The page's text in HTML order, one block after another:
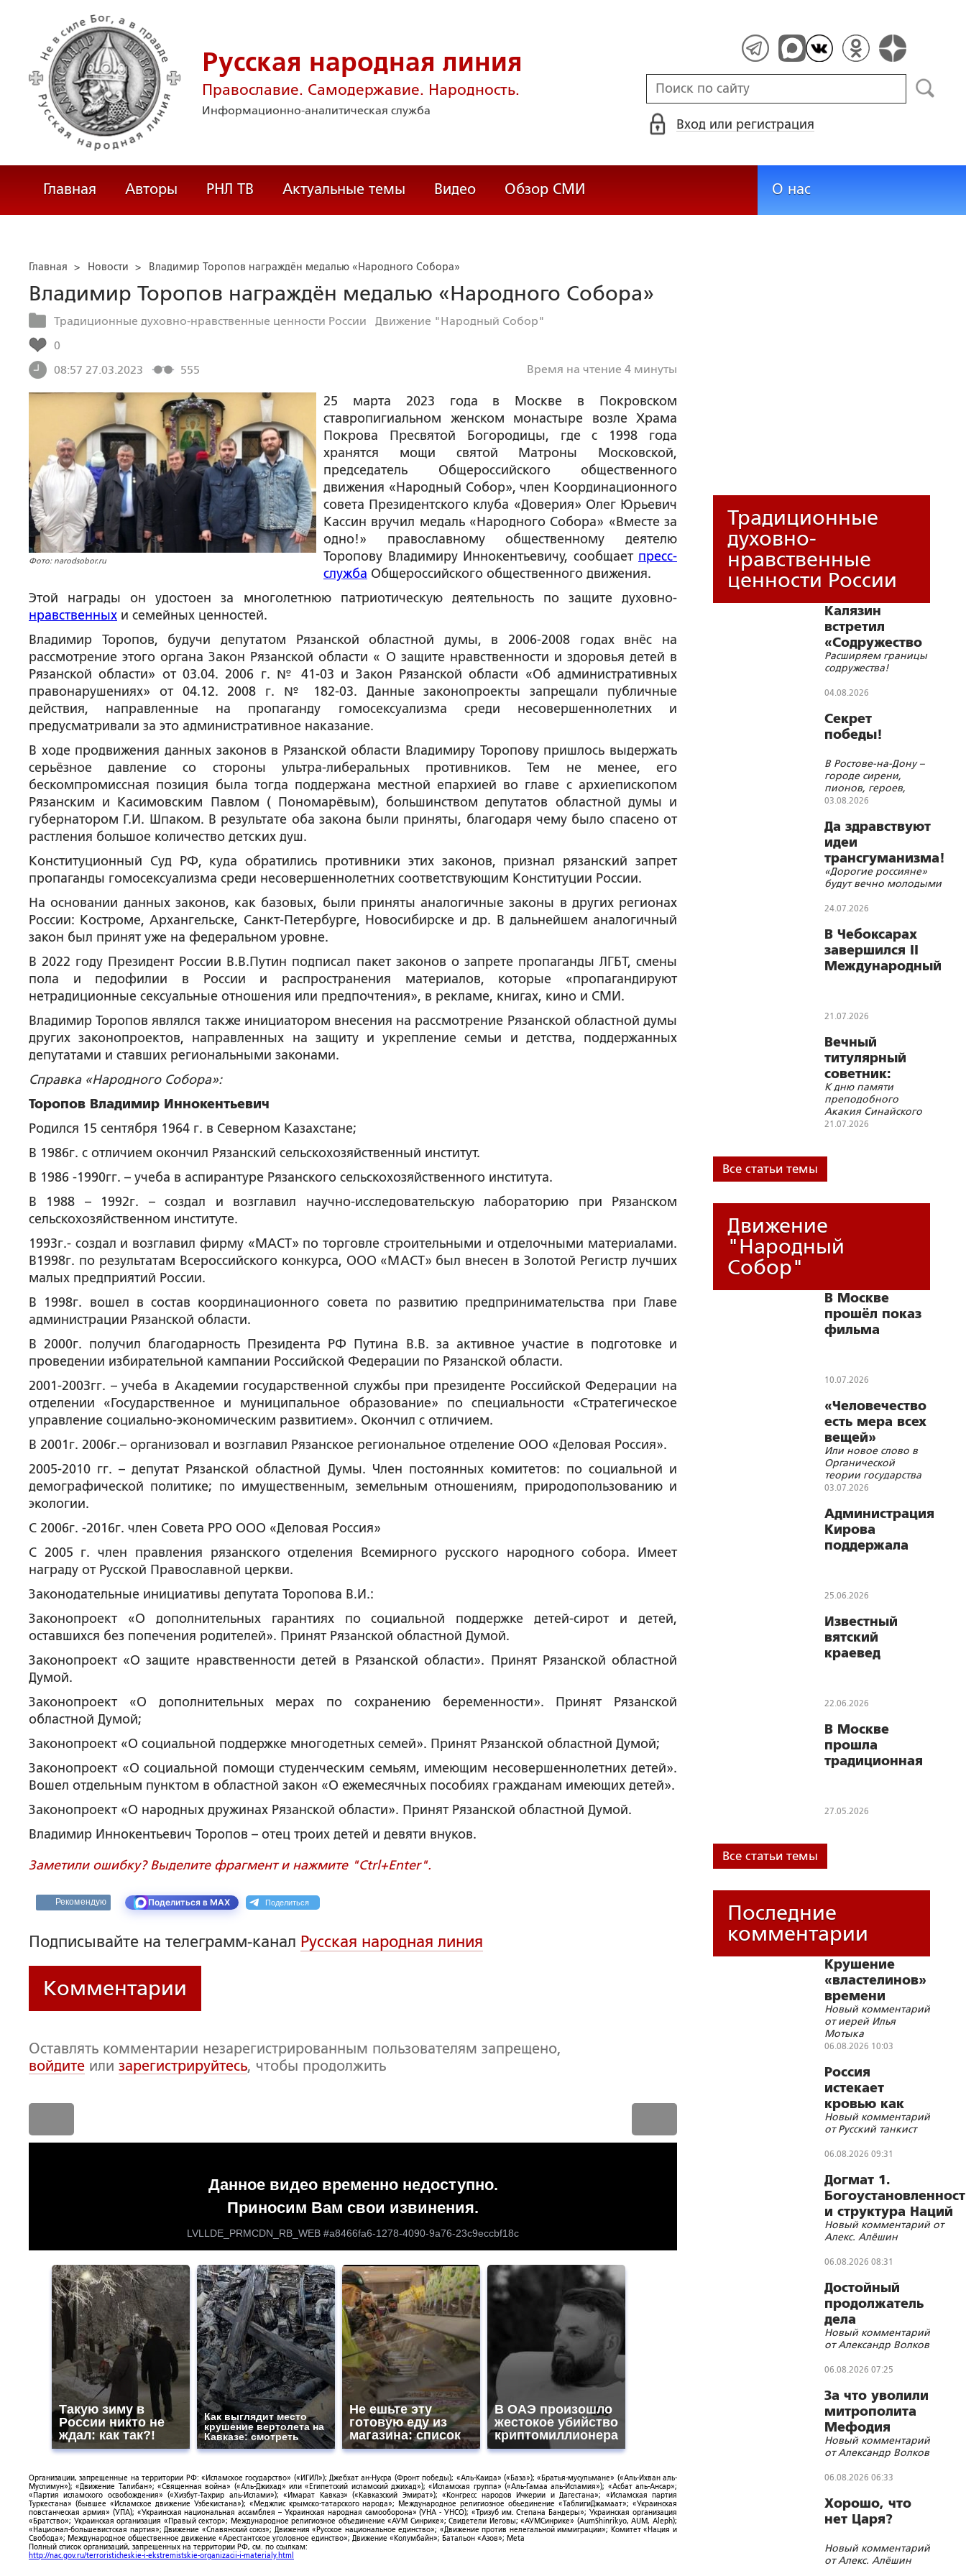
Русская народная линия
Православие. Самодержавие. Народность.
Информационно-аналитическая служба
Вход или регистрация
Главная Авторы РНЛ ТВ Актуальные темы Видео Обзор СМИ О нас
Главная > Новости > Владимир Торопов награждён медалью «Народного Собора»
Владимир Торопов награждён медалью «Народного Собора»
Традиционные духовно-нравственные ценности России
Движение "Народный Собор"
0
08:57 27.03.2023
555 Время на чтение 4 минуты
Фото: narodsobor.ru
25 марта 2023 года в Москве в Покровском
ставропигиальном женском монастыре возле Храма
Покрова Пресвятой Богородицы, где с 1998 года
хранятся мощи святой Матроны Московской,
председатель Общероссийского общественного
движения «Народный Собор», член Координационного
совета Президентского клуба «Доверия» Олег Юрьевич
Кассин вручил медаль «Народного Собора» «Вместе за
одно!» православному общественному деятелю
Торопову Владимиру Иннокентьевичу, сообщает пресс-
служба Общероссийского общественного движения.
Этой награды он удостоен за многолетнюю патриотическую деятельность по защите духовно-
нравственных и семейных ценностей.
Владимир Торопов, будучи депутатом Рязанской областной думы, в 2006-2008 годах внёс на
рассмотрение этого органа Закон Рязанской области « О защите нравственности и здоровья детей в
Рязанской области» от 03.04. 2006 г. № 41-03 и Закон Рязанской области «Об административных
правонарушениях» от 04.12. 2008 г. № 182-03. Данные законопроекты запрещали публичные
действия, направленные на пропаганду гомосексуализма среди несовершеннолетних и
предусматривали за это административное наказание.
В ходе продвижения данных законов в Рязанской области Владимиру Торопову пришлось выдержать
серьёзное давление со стороны ультра-либеральных противников. Тем не менее, его
бескомпромиссная позиция была тогда поддержана местной епархией во главе с архиепископом
Рязанским и Касимовским Павлом ( Пономарёвым), большинством депутатов областной думы и
губернатором Г.И. Шпаком. В результате оба закона были приняты, благодаря чему было спасено от
растления большое количество детских душ.
Конституционный Суд РФ, куда обратились противники этих законов, признал рязанский запрет
пропаганды гомосексуализма среди несовершеннолетних соответствующим Конституции России.
На основании данных законов, как базовых, были приняты аналогичные законы в других регионах
России: Костроме, Архангельске, Санкт-Петербурге, Новосибирске и др. В дальнейшем аналогичный
закон был принят уже на федеральном уровне.
В 2022 году Президент России В.В.Путин подписал пакет законов о запрете пропаганды ЛГБТ, смены
пола и педофилии в России и распространения материалов, которые «пропагандируют
нетрадиционные сексуальные отношения или предпочтения», в рекламе, книгах, кино и СМИ.
Владимир Торопов являлся также инициатором внесения на рассмотрение Рязанской областной думы
других законопроектов, направленных на защиту и укрепление семьи и детства, поддержанных
депутатами и ставших региональными законами.
Справка «Народного Собора»:
Торопов Владимир Иннокентьевич
Родился 15 сентября 1964 г. в Северном Казахстане;
В 1986г. с отличием окончил Рязанский сельскохозяйственный институт.
В 1986 -1990гг. – учеба в аспирантуре Рязанского сельскохозяйственного института.
В 1988 – 1992г. – создал и возглавил научно-исследовательскую лабораторию при Рязанском
сельскохозяйственном институте.
1993г.- создал и возглавил фирму «МАСТ» по торговле строительными и отделочными материалами.
В1998г. по результатам Всероссийского конкурса, ООО «МАСТ» был внесен в Золотой Регистр лучших
малых предприятий России.
В 1998г. вошел в состав координационного совета по развитию предпринимательства при Главе
администрации Рязанской области.
В 2000г. получил благодарность Президента РФ Путина В.В. за активное участие в подготовке и
проведении избирательной кампании Российской Федерации по Рязанской области.
2001-2003гг. – учеба в Академии государственной службы при президенте Российской Федерации на
отделении «Государственное и муниципальное образование» по специальности «Стратегическое
управление социально-экономическим развитием». Окончил с отличием.
В 2001г. 2006г.– организовал и возглавил Рязанское региональное отделение ООО «Деловая Россия».
2005-2010 гг. – депутат Рязанской областной Думы. Член постоянных комитетов: по социальной и
демографической политике; по имущественным, земельным отношениям, природопользованию и
экологии.
С 2006г. -2016г. член Совета РРО ООО «Деловая Россия»
С 2005 г. член правления рязанского отделения Всемирного русского народного собора. Имеет
награду от Русской Православной церкви.
Законодательные инициативы депутата Торопова В.И.:
Законопроект «О дополнительных гарантиях по социальной поддержке детей-сирот и детей,
оставшихся без попечения родителей». Принят Рязанской областной Думой.
Законопроект «О защите нравственности детей в Рязанской области». Принят Рязанской областной
Думой.
Законопроект «О дополнительных мерах по сохранению беременности». Принят Рязанской
областной Думой;
Законопроект «О социальной поддержке многодетных семей». Принят Рязанской областной Думой;
Законопроект «О социальной помощи студенческим семьям, имеющим несовершеннолетних детей».
Вошел отдельным пунктом в областной закон «О ежемесячных пособиях гражданам имеющих детей».
Законопроект «О народных дружинах Рязанской области». Принят Рязанской областной Думой.
Владимир Иннокентьевич Торопов – отец троих детей и девяти внуков.
Заметили ошибку? Выделите фрагмент и нажмите "Ctrl+Enter".
Рекомендую Поделиться в MAX Поделиться
Подписывайте на телеграмм-канал Русская народная линия
Комментарии
Оставлять комментарии незарегистрированным пользователям запрещено,
войдите или зарегистрируйтесь, чтобы продолжить
Такую зиму в
России никто не
ждал: как так?!
Как выглядит место
крушение вертолета на
Кавказе: смотреть
Не ешьте эту
готовую еду из
магазина: список
В ОАЭ произошло
жестокое убийство
криптомиллионера
Организации, запрещенные на территории РФ: «Исламское государство» («ИГИЛ»); Джебхат ан-Нусра (Фронт победы); «Аль-Каида» («База»); «Братья-мусульмане» («Аль-Ихван аль-
Муслимун»); «Движение Талибан»; «Священная война» («Аль-Джихад» или «Египетский исламский джихад»); «Исламская группа» («Аль-Гамаа аль-Исламия»); «Асбат аль-Ансар»;
«Партия исламского освобождения» («Хизбут-Тахрир аль-Ислами»); «Имарат Кавказ» («Кавказский Эмират»); «Конгресс народов Ичкерии и Дагестана»; «Исламская партия
Туркестана» (бывшее «Исламское движение Узбекистана»); «Меджлис крымско-татарского народа»; Международное религиозное объединение «ТаблигиДжамаат»; «Украинская
повстанческая армия» (УПА); «Украинская национальная ассамблея – Украинская народная самооборона» (УНА - УНСО); «Тризуб им. Степана Бандеры»; Украинская организация
«Братство»; Украинская организация «Правый сектор»; Международное религиозное объединение «АУМ Синрике»; Свидетели Иеговы; «АУМСинрике» (AumShinrikyo, AUM, Aleph);
«Национал-большевистская партия»; Движение «Славянский союз»; Движения «Русское национальное единство»; «Движение против нелегальной иммиграции»; Комитет «Нация и
Свобода»; Международное общественное движение «Арестантское уголовное единство»; Движение «Колумбайн»; Батальон «Азов»; Meta
Полный список организаций, запрещенных на территории РФ, см. по ссылкам:
http://nac.gov.ru/terroristicheskie-i-ekstremistskie-organizacii-i-materialy.html
Традиционные
духовно-
нравственные
ценности России
Калязин
встретил
«Содружество
православной
молодёжи»
Расширяем границы
содружества!
04.08.2026
Секрет
победы!
В Ростове-на-Дону –
городе сирени,
пионов, героев,
молитв и красоты
03.08.2026
Да здравствуют
идеи
трансгуманизма!
«Дорогие россияне»
будут вечно молодыми
24.07.2026
В Чебоксарах
завершился II
Международный
Махмуда
21.07.2026
Вечный
титулярный
советник:
Акакий
Акакиевич
Башмачкин в
Гоголя
К дню памяти
преподобного
Акакия Синайского
(7/20 июля)
21.07.2026
Все статьи темы
Движение
"Народный
Собор"
В Москве
прошёл показ
фильма
10.07.2026
«Человечество
есть мера всех
вещей»
Или новое слово в
Органической
теории государства
03.07.2026
Администрация
Кирова
поддержала
Собора» о
Григорию
Булатову
звания Героя
25.06.2026
Известный
вятский
краевед
медалью
Собора»
22.06.2026
В Москве
прошла
традиционная
Вятского
27.05.2026
Все статьи темы
Последние
комментарии
Крушение
«властелинов»
времени
Новый комментарий
от иерей Илья
Мотыка
06.08.2026 10:03
Россия
истекает
кровью как
жертвенное
животное?
Новый комментарий
от Русский танкист
06.08.2026 09:31
Догмат 1.
и структура Наций
Новый комментарий от
Алекс. Алёшин
06.08.2026 08:31
Достойный
продолжатель
дела
Губельмана-
Ярославского
Новый комментарий
от Александр Волков
06.08.2026 07:25
За что уволили
митрополита
Мефодия
(Немцова)?
Новый комментарий
от Александр Волков
06.08.2026 06:33
Хорошо, что
нет Царя?
Новый комментарий
от Алекс. Алёшин